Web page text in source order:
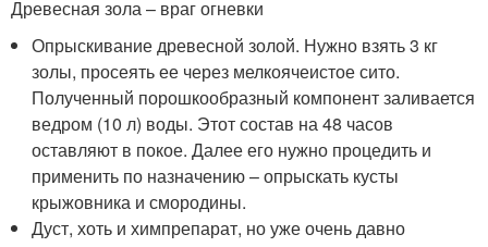
Древесная зола – враг огневки
Опрыскивание древесной золой. Нужно взять 3 кг
золы, просеять ее через мелкоячеистое сито.
Полученный порошкообразный компонент заливается
ведром (10 л) воды. Этот состав на 48 часов
оставляют в покое. Далее его нужно процедить и
применить по назначению – опрыскать кусты
крыжовника и смородины.
Дуст, хоть и химпрепарат, но уже очень давно